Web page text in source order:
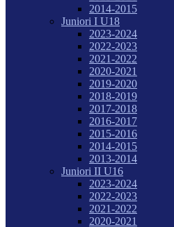
2014-2015
Juniori I U18
2023-2024
2022-2023
2021-2022
2020-2021
2019-2020
2018-2019
2017-2018
2016-2017
2015-2016
2014-2015
2013-2014
Juniori II U16
2023-2024
2022-2023
2021-2022
2020-2021